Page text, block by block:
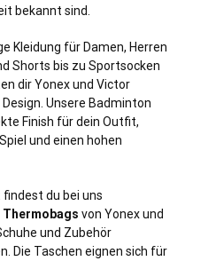
bekannt sind.
Kleidung für Damen, Herren
Shorts bis zu Sportsocken
dir Yonex und Victor
Unsere Badminton
Finish für dein Outfit,
und einen hohen
du bei uns
Thermobags von Yonex und
und Zubehör
Die Taschen eignen sich für